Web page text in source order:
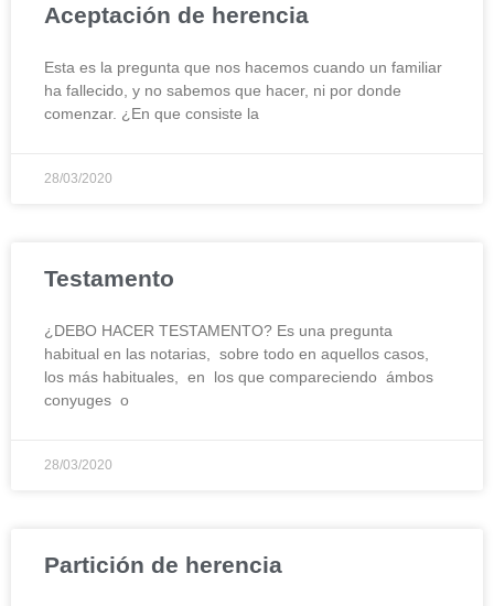
Aceptación de herencia
Esta es la pregunta que nos hacemos cuando un familiar
ha fallecido, y no sabemos que hacer, ni por donde
comenzar. ¿En que consiste la
28/03/2020
Testamento
¿DEBO HACER TESTAMENTO? Es una pregunta
habitual en las notarias, sobre todo en aquellos casos,
los más habituales, en los que compareciendo ámbos
conyuges o
28/03/2020
Partición de herencia